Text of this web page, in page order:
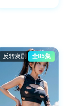
反转爽剧 全85集